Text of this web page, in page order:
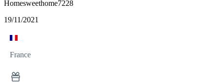
Homesweethome7228
19/11/2021
France